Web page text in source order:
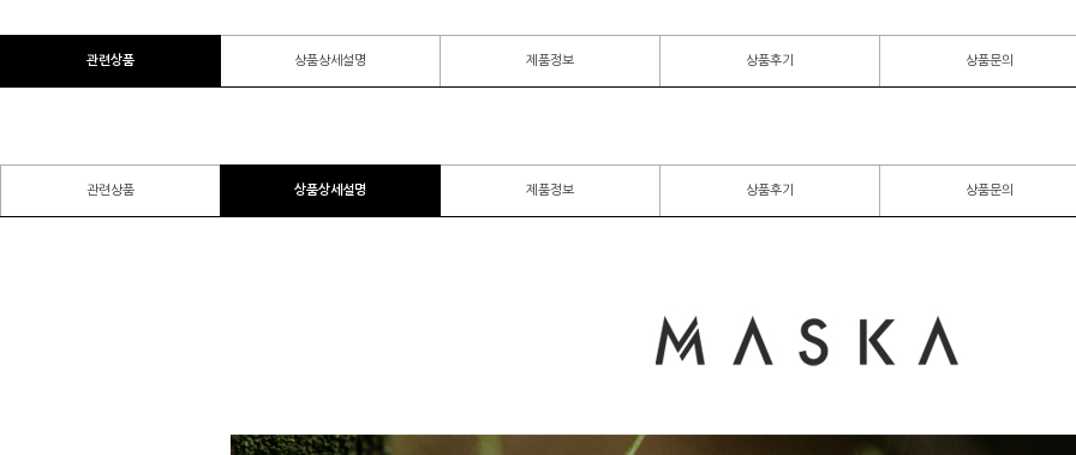
관련상품 상품상세설명 제품정보 상품후기 상품문의
관련상품 상품상세설명 제품정보 상품후기 상품문의